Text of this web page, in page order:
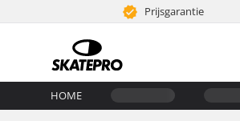
Prijsgarantie
HOME